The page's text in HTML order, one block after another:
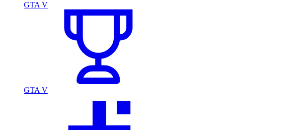
GTA V
GTA V